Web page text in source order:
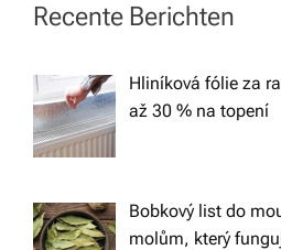
n
a
v
i
Recente Berichten
Hliníková fólie za
až 30 % na topení
Bobkový list do
molům, který